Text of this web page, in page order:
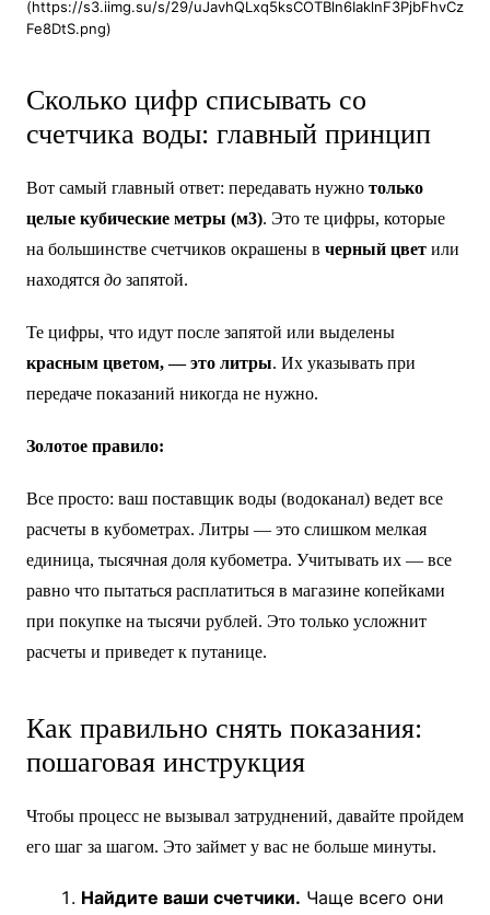
(https://s3.iimg.su/s/29/uJavhQLxq5ksCOTBln6IaklnF3PjbFhvCz
Fe8DtS.png)
Сколько цифр списывать со
счетчика воды: главный принцип
Вот самый главный ответ: передавать нужно только
целые кубические метры (м3). Это те цифры, которые
на большинстве счетчиков окрашены в черный цветили
находятся дозапятой.
Те цифры, что идут после запятой или выделены
красным цветом, — это литры. Их указывать при
передаче показаний никогда не нужно.
Золотое правило:
Все просто: ваш поставщик воды (водоканал) ведет все
расчеты в кубометрах. Литры — это слишком мелкая
единица, тысячная доля кубометра. Учитывать их — все
равно что пытаться расплатиться в магазине копейками
при покупке на тысячи рублей. Это только усложнит
расчеты и приведет к путанице.
Как правильно снять показания:
пошаговая инструкция
Чтобы процесс не вызывал затруднений, давайте пройдем
его шаг за шагом. Это займет у вас не больше минуты.
Найдите ваши счетчики. Чаще всего они